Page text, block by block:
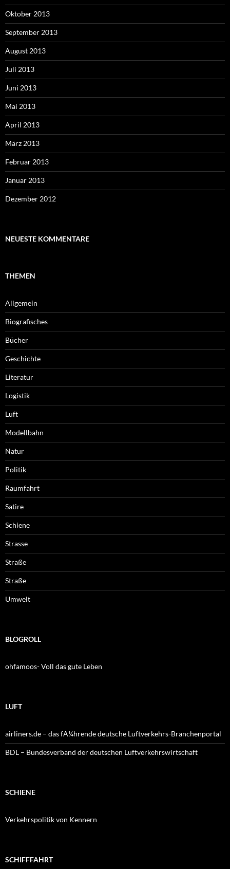
Oktober 2013
September 2013
August 2013
Juli 2013
Juni 2013
Mai 2013
April 2013
März 2013
Februar 2013
Januar 2013
Dezember 2012
NEUESTE KOMMENTARE
THEMEN
Allgemein
Biografisches
Bücher
Geschichte
Literatur
Logistik
Luft
Modellbahn
Natur
Politik
Raumfahrt
Satire
Schiene
Strasse
Straße
Straße
Umwelt
BLOGROLL
ohfamoos- Voll das gute Leben
LUFT
airliners.de – das fÃ¼hrende deutsche Luftverkehrs-Branchenportal
BDL – Bundesverband der deutschen Luftverkehrswirtschaft
SCHIENE
Verkehrspolitik von Kennern
SCHIFFFAHRT